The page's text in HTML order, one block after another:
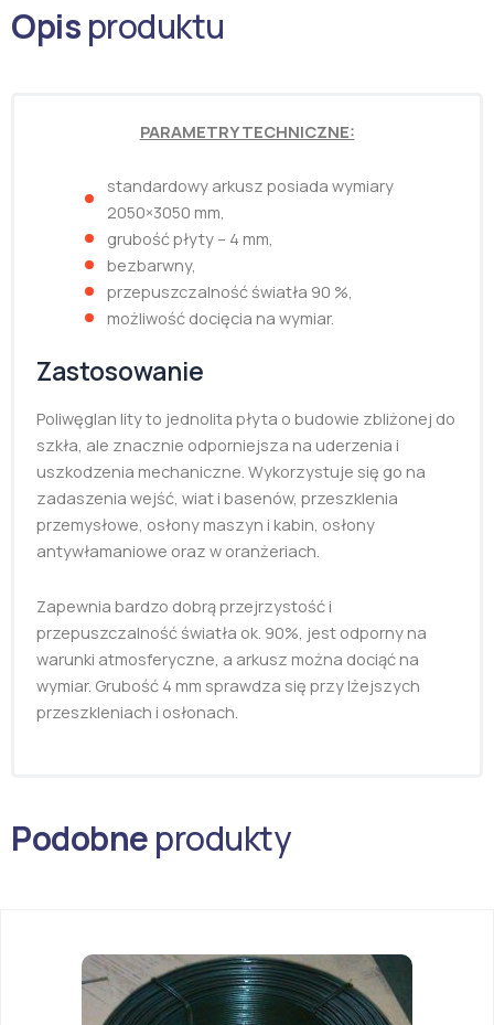
Opisproduktu
PARAMETRY TECHNICZNE:
standardowy arkusz posiada wymiary
2050×3050 mm,
grubość płyty – 4 mm,
bezbarwny,
przepuszczalność światła 90 %,
możliwość docięcia na wymiar.
Zastosowanie
Poliwęglan lity to jednolita płyta o budowie zbliżonej do
szkła, ale znacznie odporniejsza na uderzenia i
uszkodzenia mechaniczne. Wykorzystuje się go na
zadaszenia wejść, wiat i basenów, przeszklenia
przemysłowe, osłony maszyn i kabin, osłony
antywłamaniowe oraz w oranżeriach.
Zapewnia bardzo dobrą przejrzystość i
przepuszczalność światła ok. 90%, jest odporny na
warunki atmosferyczne, a arkusz można dociąć na
wymiar. Grubość 4 mm sprawdza się przy lżejszych
przeszkleniach i osłonach.
Podobneprodukty